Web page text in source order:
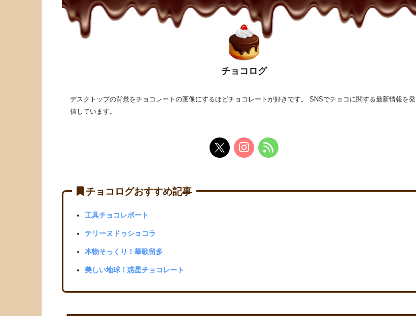
チョコログ
デスクトップの背景をチョコレートの画像にするほどチョコレートが好きです。 SNSでチョコに関する最新情報を発
信しています。
チョコログおすすめ記事
工具チョコレポート
テリーヌドゥショコラ
本物そっくり！華歌留多
美しい地球！惑星チョコレート